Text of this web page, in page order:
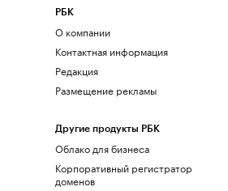
РБК
О компании
Контактная информация
Редакция
Размещение рекламы
Другие продукты РБК
Облако для бизнеса
Корпоративный регистратор
доменов